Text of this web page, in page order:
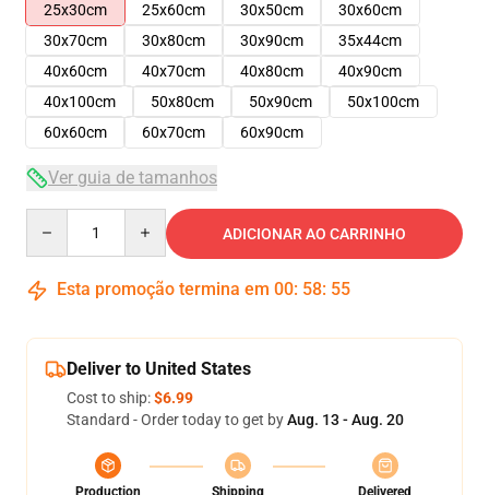
25x30cm
25x60cm 30x50cm
30x60cm
30x70cm
30x80cm 30x90cm
35x44cm
40x60cm
40x70cm 40x80cm
40x90cm
40x100cm
50x80cm 50x90cm
50x100cm
60x60cm
60x70cm 60x90cm
Ver guia de tamanhos
ADICIONAR AO CARRINHO
Esta promoção termina em 00: 58: 54
Deliver to United States
Cost to ship:$6.99
Standard - Order today to get byAug. 13 - Aug. 20
Production
Shipping
Delivered